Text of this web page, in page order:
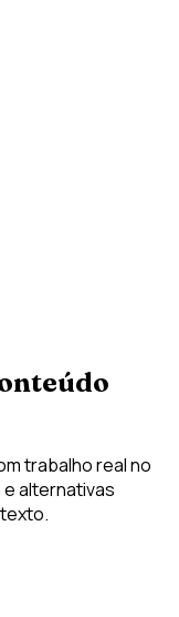
trabalho real no
alternativas